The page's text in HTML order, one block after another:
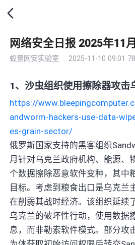
网络安全日报 2025年11
蚁景网安实验室 2025-11-10 09:01
1、沙虫组织使用擦除器攻击
https://
andworm-hackers-use-data-
es-grain-sector/
俄罗斯国家支持的黑客组织
月针对乌克兰政府机构、能源、
个数据擦除恶意软件变种，其中
目标。考虑到粮食出口是乌克兰
在削弱其战时经济。该组织延续
乌克兰的破坏性行动，使用数据
息，而非勒索软件模式。部分攻